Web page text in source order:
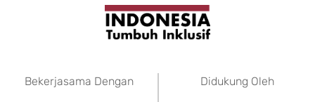
Bekerjasama Dengan Didukung Oleh